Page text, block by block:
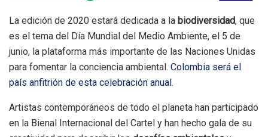
La edición de 2020 estará dedicada a la biodiversidad, que
es el tema del Día Mundial del Medio Ambiente, el 5 de
junio, la plataforma más importante de las Naciones Unidas
para fomentar la conciencia ambiental. Colombia será el
país anfitrión de esta celebración anual.
Artistas contemporáneos de todo el planeta han participado
en la Bienal Internacional del Cartel y han hecho gala de su